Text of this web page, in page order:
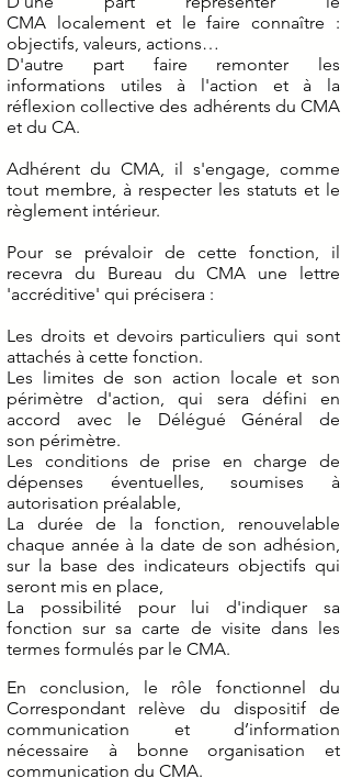
CMA localement et le faire connaître :
objectifs, valeurs, actions…
D'autre part faire remonter les
informations utiles à l'action et à la
réflexion collective des adhérents du CMA
et du CA.
Adhérent du CMA, il s'engage, comme
tout membre, à respecter les statuts et le
règlement intérieur.
Pour se prévaloir de cette fonction, il
recevra du Bureau du CMA une lettre
'accréditive' qui précisera :
Les droits et devoirs particuliers qui sont
attachés à cette fonction.
Les limites de son action locale et son
périmètre d'action, qui sera défini en
accord avec le Délégué Général de
son périmètre.
Les conditions de prise en charge de
dépenses éventuelles, soumises à
autorisation préalable,
La durée de la fonction, renouvelable
chaque année à la date de son adhésion,
sur la base des indicateurs objectifs qui
seront mis en place,
La possibilité pour lui d'indiquer sa
fonction sur sa carte de visite dans les
termes formulés par le CMA.
En conclusion, le rôle fonctionnel du
Correspondant relève du dispositif de
communication et d’information
nécessaire à bonne organisation et
communication du CMA.